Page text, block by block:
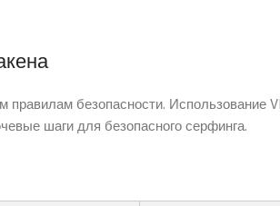
безопасности. Использование
шаги для безопасного серфинга.